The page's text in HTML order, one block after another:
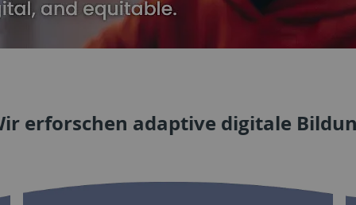
erforschen adaptive digitale